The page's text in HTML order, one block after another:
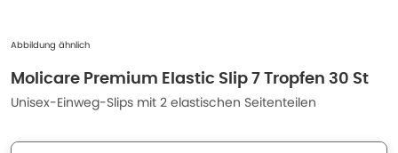
Abbildung ähnlich
Molicare Premium Elastic Slip 7 Tropfen 30 St
Unisex-Einweg-Slips mit 2 elastischen Seitenteilen